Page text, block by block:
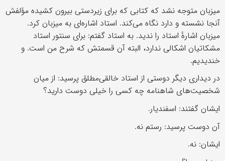
میزبان متوجه نشد که کتابی که برای زیردستی بیرون کشیده مؤلفش
آنجا نشسته و دارد نگاه می‌کند. استاد اشاره‌ای به میزبان کرد.
میزبان اشارهٔ استاد را ندید. به استاد گفتم: برای سنتور استاد
مشکاتیان اشکالی ندارد، البته آن قسمتش که شرح من است. و
خندیدیم.
در دیداری دیگر دوستی از استاد خالقی‌مطلق پرسید: از میان
شخصیت‌های شاهنامه چه کسی را خیلی دوست دارید؟
ایشان گفتند: اسفندیار.
آن دوست پرسید: رستم نه.
ایشان: نه.